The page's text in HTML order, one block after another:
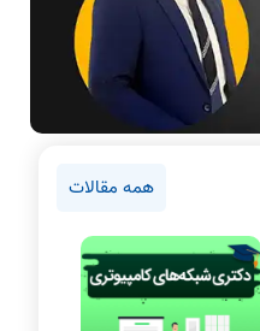
همه مقالات